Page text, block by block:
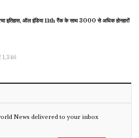
ऑल इंडिया 11th रैंक के साथ 3000 से अधिक होनहारों
1,346
News delivered to your inbox